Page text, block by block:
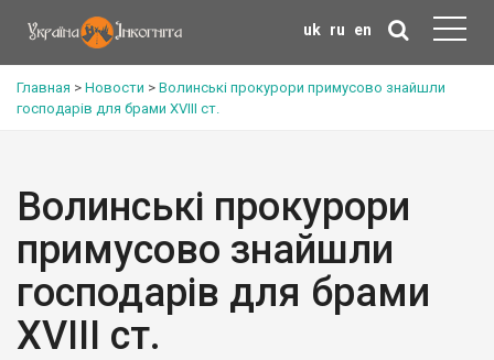
uk ru en
Главная > Новости > Волинські прокурори примусово знайшли
господарів для брами XVIII ст.
Волинські прокурори
примусово знайшли
господарів для брами
XVIII ст.